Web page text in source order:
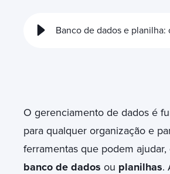
O gerenciamento de dados é
para qualquer organização e
ferramentas que podem
banco de dados ou planilhas.